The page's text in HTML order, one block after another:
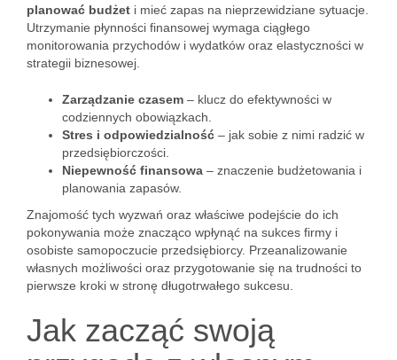
planować budżet i mieć zapas na nieprzewidziane sytuacje.
Utrzymanie płynności finansowej wymaga ciągłego
monitorowania przychodów i wydatków oraz elastyczności w
strategii biznesowej.
Zarządzanie czasem – klucz do efektywności w
codziennych obowiązkach.
Stres i odpowiedzialność – jak sobie z nimi radzić w
przedsiębiorczości.
Niepewność finansowa – znaczenie budżetowania i
planowania zapasów.
Znajomość tych wyzwań oraz właściwe podejście do ich
pokonywania może znacząco wpłynąć na sukces firmy i
osobiste samopoczucie przedsiębiorcy. Przeanalizowanie
własnych możliwości oraz przygotowanie się na trudności to
pierwsze kroki w stronę długotrwałego sukcesu.
Jak zacząć swoją